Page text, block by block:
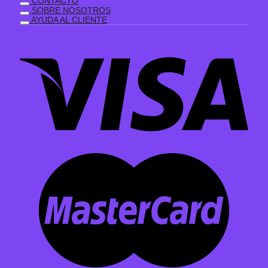
SOBRE NOSOTROS
AYUDA AL CLIENTE